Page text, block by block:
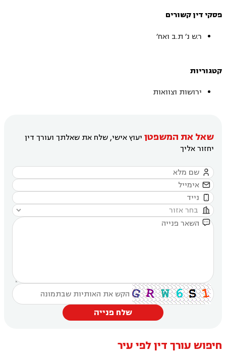
פסקי דין קשורים
ר.ש נ׳ ת.ב ואח׳
קטגוריות
ירושות וצוואות
שאל את המשפטן יעוץ אישי, שלח את שאלתך ועורך דין
יחזור אליך





שלח פנייה
חיפוש עורך דין לפי עיר